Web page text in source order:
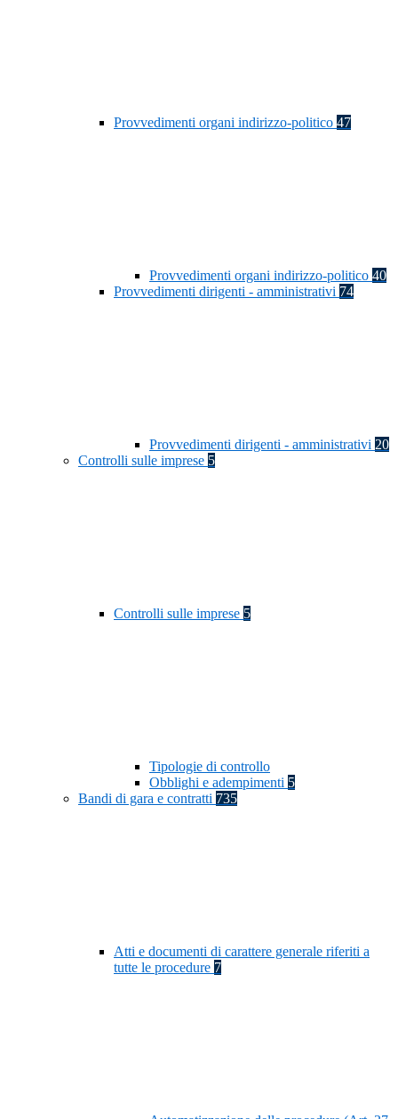
Provvedimenti organi indirizzo-politico 47
Provvedimenti organi indirizzo-politico 40
Provvedimenti dirigenti - amministrativi 74
Provvedimenti dirigenti - amministrativi 20
Controlli sulle imprese 5
Controlli sulle imprese 5
Tipologie di controllo
Obblighi e adempimenti 5
Bandi di gara e contratti 735
Atti e documenti di carattere generale riferiti a
tutte le procedure 7